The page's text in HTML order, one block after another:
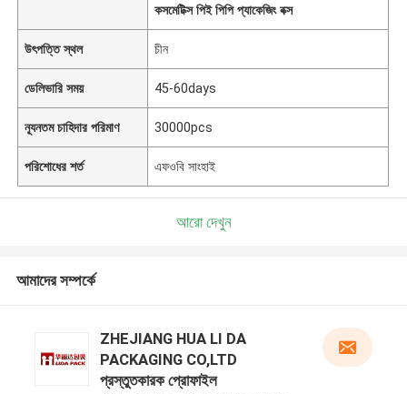
কসমেটিক্স পিই পিপি প্যাকেজিং বক্স
উৎপত্তি স্থল চীন
ডেলিভারি সময় 45-60days
ন্যূনতম চাহিদার পরিমাণ 30000pcs
পরিশোধের শর্ত এফওবি সাংহাই
আরো দেখুন
আমাদের সম্পর্কে
ZHEJIANG HUA LI DA
PACKAGING CO,LTD
প্রস্তুতকারক প্রোফাইল